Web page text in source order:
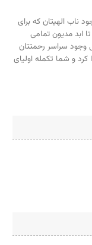
ناب الهیتان که برای
ابد مدیون تمامی
وجود سراسر رحمتتان
و شما تکمله اولیای